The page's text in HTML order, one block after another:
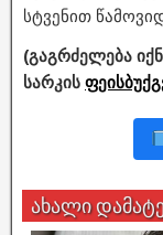
სტვენით
(გაგრძელება
სარკის
ახალი